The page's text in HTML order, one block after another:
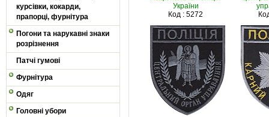
курсівки, кокарди,
прапорці, фурнітура
Погони та нарукавні знаки
розрізнення
Патчі гумові
Фурнітура
Одяг
Головні убори
України
Код : 5272